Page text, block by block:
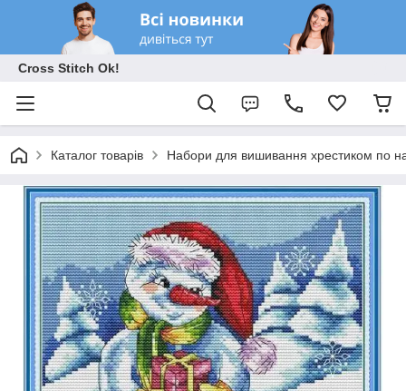
Cross Stitch Ok!
Каталог товарів Набори для вишивання хрестиком по